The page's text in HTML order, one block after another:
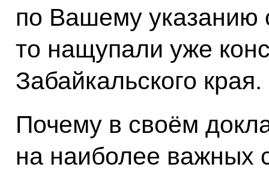
по Вашему указанию
то нащупали уже
Забайкальского края.
Почему в своём
на наиболее важных